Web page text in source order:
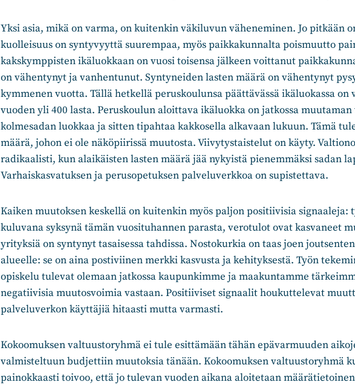
Yksi asia, mikä on varma, on kuitenkin väkiluvun väheneminen. Jo pitkään
kuolleisuus on syntyvyyttä suurempaa, myös paikkakunnalta poismuutto
kakskymppisten ikäluokkaan on vuosi toisensa jälkeen voittanut
on vähentynyt ja vanhentunut. Syntyneiden lasten määrä on vähentynyt
kymmenen vuotta. Tällä hetkellä peruskoulunsa päättävässä ikäluokassa on
vuoden yli 400 lasta. Peruskoulun aloittava ikäluokka on jatkossa muutaman
kolmesadan luokkaa ja sitten tipahtaa kakkosella alkavaan lukuun. Tämä
määrä, johon ei ole näköpiirissä muutosta. Viivytystaistelut on käyty.
radikaalisti, kun alaikäisten lasten määrä jää nykyistä pienemmäksi sadan
Varhaiskasvatuksen ja perusopetuksen palveluverkkoa on supistettava.
Kaiken muutoksen keskellä on kuitenkin myös paljon positiivisia signaaleja:
kuluvana syksynä tämän vuosituhannen parasta, verotulot ovat kasvaneet
yrityksiä on syntynyt tasaisessa tahdissa. Nostokurkia on taas joen
alueelle: se on aina postiviinen merkki kasvusta ja kehityksestä. Työn
opiskelu tulevat olemaan jatkossa kaupunkimme ja maakuntamme
negatiivisia muutosvoimia vastaan. Positiiviset signaalit houkuttelevat
palveluverkon käyttäjiä hitaasti mutta varmasti.
Kokoomuksen valtuustoryhmä ei tule esittämään tähän epävarmuuden
valmisteltuun budjettiin muutoksia tänään. Kokoomuksen valtuustoryhmä
painokkaasti toivoo, että jo tulevan vuoden aikana aloitetaan